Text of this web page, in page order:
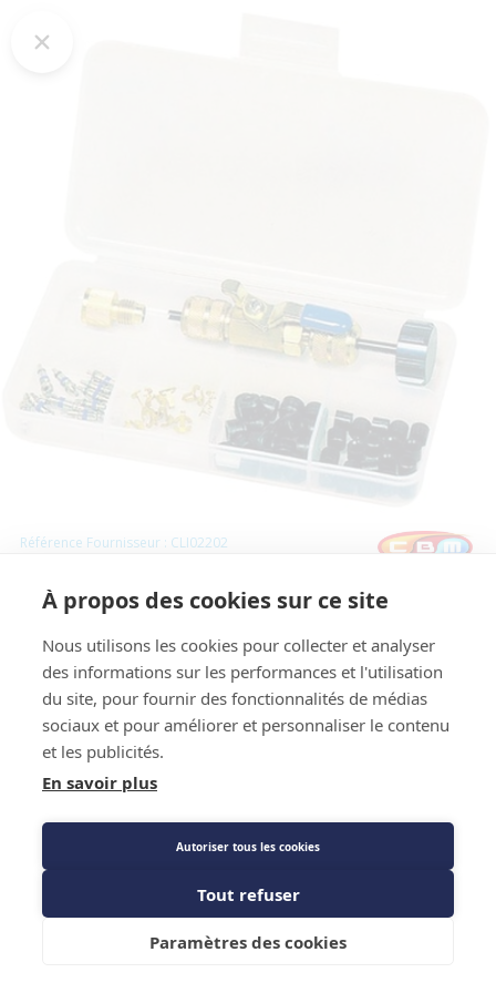
Référence Fournisseur : CLI02202
Boîte de vanne et extracteur 1/4 et 5/16 - CBM
Prix public
290,50 €TTC/PIECE
Description détaillée
Caractéristiques techniques
Ajouter au panier
À propos des cookies sur ce site
Nous utilisons les cookies pour collecter et analyser
des informations sur les performances et l'utilisation
du site, pour fournir des fonctionnalités de médias
sociaux et pour améliorer et personnaliser le contenu
et les publicités.
En savoir plus
Autoriser tous les cookies
Tout refuser
Paramètres des cookies